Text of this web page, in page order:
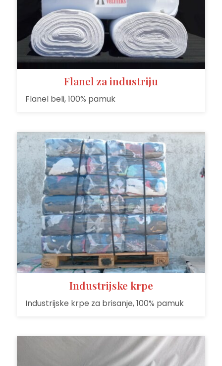
Flanel za industriju
Flanel beli, 100% pamuk
Industrijske krpe
Industrijske krpe za brisanje, 100% pamuk